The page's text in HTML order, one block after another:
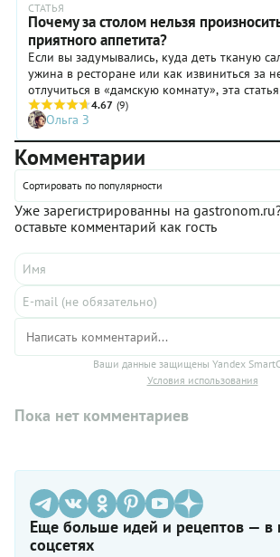
СТАТЬЯ
Почему за столом нельзя
приятного аппетита?
Если вы задумывались, куда деть тканую
ужина в ресторане или как извиниться за
отлучиться в «дамскую комнату», эта
этикет вы не соблюдаете, тоже её прочтите
других уму разуму!
4.67 (9)
Ольга З
Комментарии
Сортировать по популярности
Уже зарегистрированны на
оставьте комментарий как гость
Ваши данные защищены Yandex
Условия использования
Пока нет комментариев
Еще больше идей и рецептов — в
соцсетях